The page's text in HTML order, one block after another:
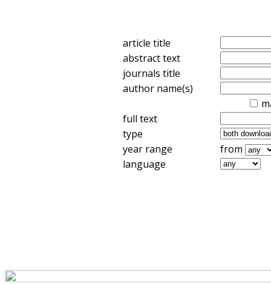
article title
abstract text
journals title
author name(s)
full text
type
year range
from
language